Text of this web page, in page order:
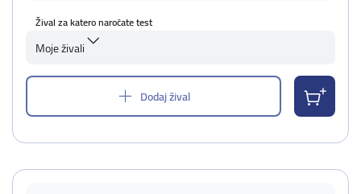
Žival za katero naročate test
Moje živali
Dodaj žival